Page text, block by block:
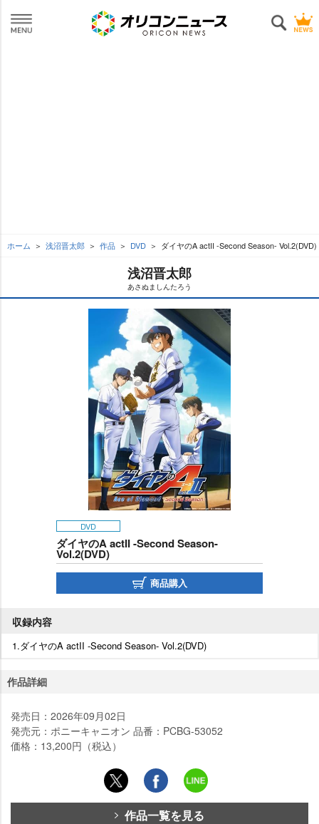
ホーム 浅沼晋太郎 作品 DVD ダイヤのA actII -Second Season- Vol.2(DVD)
浅沼晋太郎
あさぬましんたろう
DVD
ダイヤのA actII -Second Season-
Vol.2(DVD)
商品購入
収録内容
1.ダイヤのA actII -Second Season- Vol.2(DVD)
作品詳細
発売日：2026年09月02日
発売元：ポニーキャニオン 品番：PCBG-53052
価格：13,200円（税込）
作品一覧を見る